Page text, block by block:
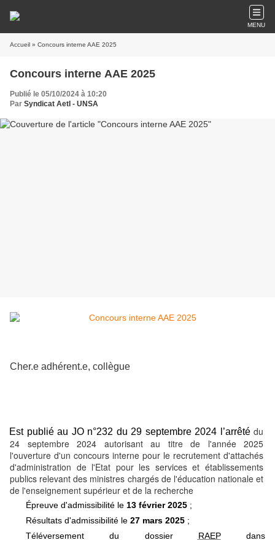
MENU
Accueil » Concours interne AAE 2025
Concours interne AAE 2025
Publié le 05/10/2024 à 10:20
Par Syndicat AetI - UNSA
Cher.e adhérent.e, collègue
Est publié au JO n°232 du 29 septembre 2024 l’arrêté du
24 septembre 2024 autorisant au titre de l'année 2025
l'ouverture d'un concours interne pour le recrutement d'attachés
d'administration de l'Etat pour les services et établissements
publics relevant des ministres chargés de l'éducation nationale et
de l'enseignement supérieur et de la recherche
Épreuve d'admissibilité le 13 février 2025 ;
Résultats d'admissibilité le 27 mars 2025 ;
Téléversement du dossier RAEPdans